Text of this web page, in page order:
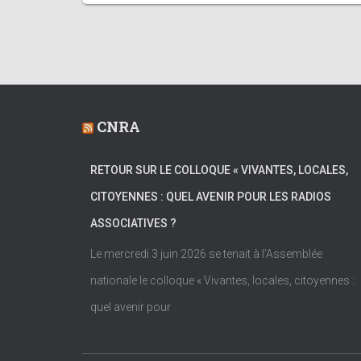
CNRA
RETOUR SUR LE COLLOQUE « VIVANTES, LOCALES,
CITOYENNES : QUEL AVENIR POUR LES RADIOS
ASSOCIATIVES ?
Le mercredi 3 juin 2026 se tenait à l’Assemblée
nationale le colloque « Vivantes, locales, citoyennes :
quel avenir pour